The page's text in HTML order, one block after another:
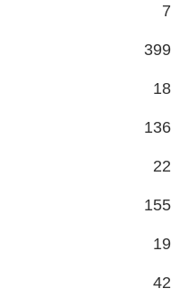
7
399
18
136
22
155
19
42